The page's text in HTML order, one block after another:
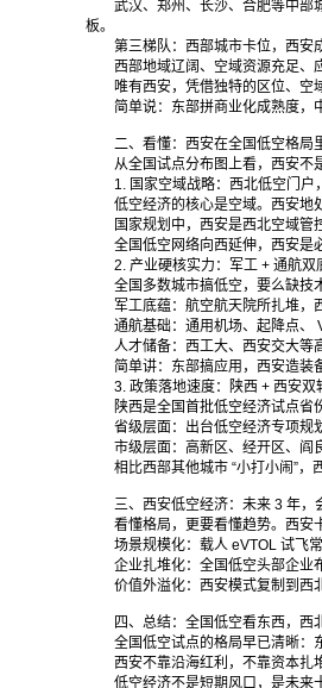
武汉、郑州、长沙、合肥等中部
板。
第三梯队：西部城市卡位，西安
西部地域辽阔、空域资源充足、
唯有西安，凭借独特的区位、空
简单说：东部拼商业化成熟度，
二、看懂：西安在全国低空格局
从全国试点分布图上看，西安不
1. 国家空域战略：西北低空门户
低空经济的核心是空域。西安地
国家规划中，西安是西北空域
全国低空网络向西延伸，西安是
2. 产业硬核实力：军工 + 通航双
全国多数城市搞低空，要么缺技
军工底蕴：航空航天院所扎堆，
通航基础：通用机场、起降点、
人才储备：西工大、西安交大等
简单讲：东部搞应用，西安造装
3. 政策落地速度：陕西 + 西安
陕西是全国首批低空经济试点
省级层面：出台低空经济专项规
市级层面：高新区、经开区、阎
相比西部其他城市 “小打小闹”
三、西安低空经济：未来 3 年，
看懂格局，更要看懂趋势。西安
场景规模化：载人 eVTOL 试飞
企业扎堆化：全国低空头部企业
价值外溢化：西安模式复制到西
四、总结：全国低空看东西，西
全国低空试点的格局早已清晰：
西安不靠沿海红利，不靠资本扎
低空经济不是短期风口，是未来